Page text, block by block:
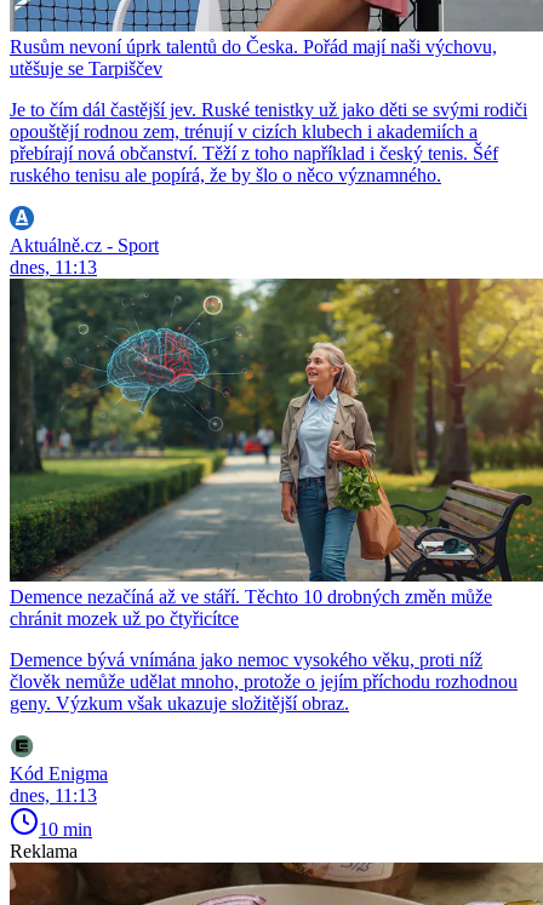
Rusům nevoní úprk talentů do Česka. Pořád mají naši výchovu,
utěšuje se Tarpiščev
Je to čím dál častější jev. Ruské tenistky už jako děti se svými rodiči
opouštějí rodnou zem, trénují v cizích klubech i akademiích a
přebírají nová občanství. Těží z toho například i český tenis. Šéf
ruského tenisu ale popírá, že by šlo o něco významného.
Aktuálně.cz - Sport
dnes, 11:13
Demence nezačíná až ve stáří. Těchto 10 drobných změn může
chránit mozek už po čtyřicítce
Demence bývá vnímána jako nemoc vysokého věku, proti níž
člověk nemůže udělat mnoho, protože o jejím příchodu rozhodnou
geny. Výzkum však ukazuje složitější obraz.
Kód Enigma
dnes, 11:13
10 min
Reklama